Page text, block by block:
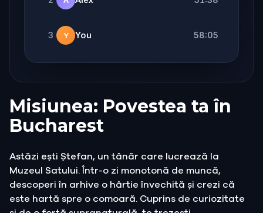
3 Y You 58:05
Misiunea: Povestea ta în
Bucharest
Astăzi ești Ștefan, un tânăr care lucrează la
Muzeul Satului. Într-o zi monotonă de muncă,
descoperi în arhive o hârtie învechită și crezi că
este hartă spre o comoară. Cuprins de curiozitate